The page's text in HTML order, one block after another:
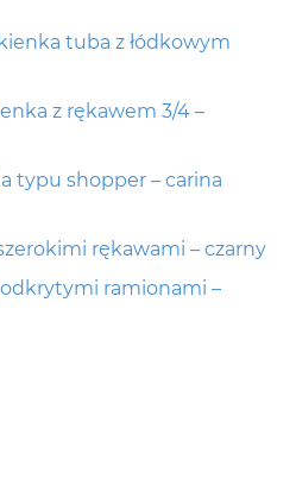
tuba z łódkowym
z rękawem 3/4 –
typu shopper – carina
rękawami – czarny
ramionami –